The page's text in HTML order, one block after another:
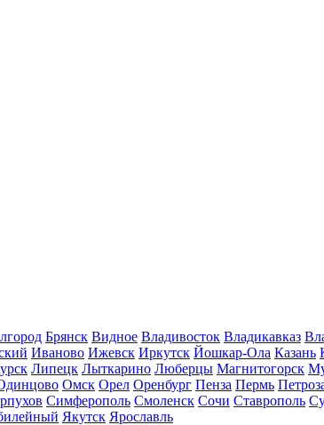
Брянск Видное Владивосток Владикавказ
Иваново Ижевск Иркутск Йошкар-Ола Казань
Липецк Лыткарино Люберцы Магнитогорск
Омск Орел Оренбург Пенза Пермь
Симферополь Смоленск Сочи Ставрополь
Якутск Ярославль